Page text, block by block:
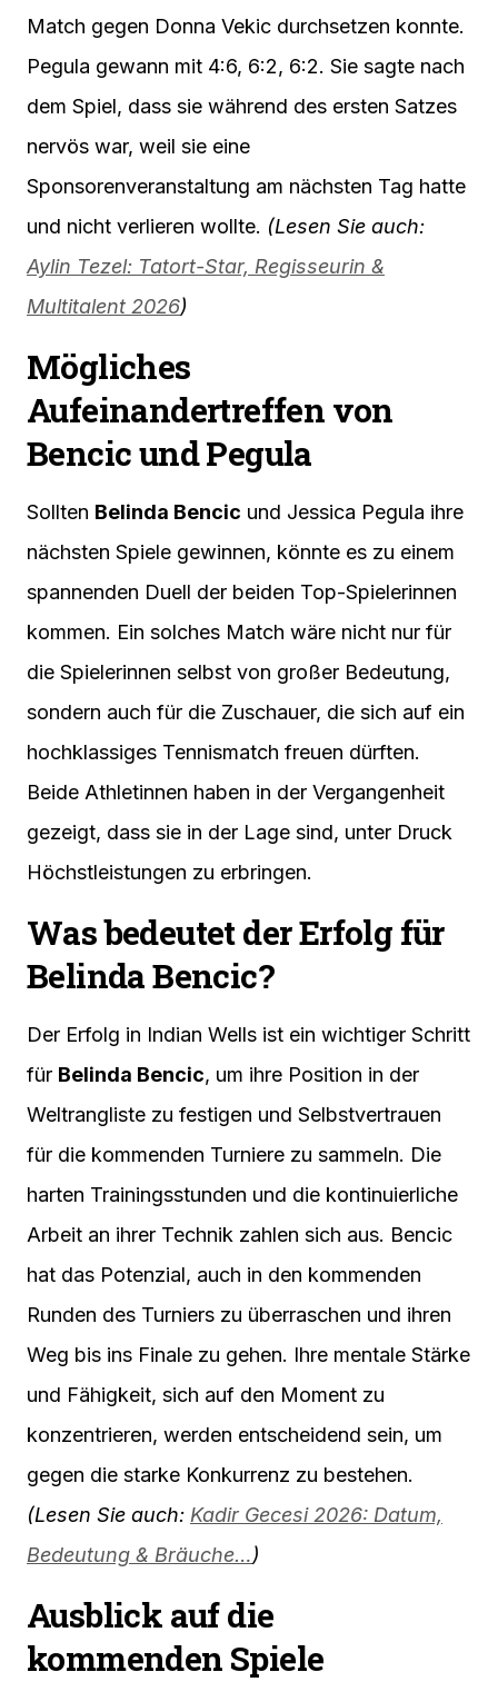
Match gegen Donna Vekic durchsetzen konnte.
Pegula gewann mit 4:6, 6:2, 6:2. Sie sagte nach
dem Spiel, dass sie während des ersten Satzes
nervös war, weil sie eine
Sponsorenveranstaltung am nächsten Tag hatte
und nicht verlieren wollte. (Lesen Sie auch:
Aylin Tezel: Tatort-Star, Regisseurin &
Multitalent 2026)
Mögliches
Aufeinandertreffen von
Bencic und Pegula
Sollten Belinda Bencic und Jessica Pegula ihre
nächsten Spiele gewinnen, könnte es zu einem
spannenden Duell der beiden Top-Spielerinnen
kommen. Ein solches Match wäre nicht nur für
die Spielerinnen selbst von großer Bedeutung,
sondern auch für die Zuschauer, die sich auf ein
hochklassiges Tennismatch freuen dürften.
Beide Athletinnen haben in der Vergangenheit
gezeigt, dass sie in der Lage sind, unter Druck
Höchstleistungen zu erbringen.
Was bedeutet der Erfolg für
Belinda Bencic?
Der Erfolg in Indian Wells ist ein wichtiger Schritt
für Belinda Bencic, um ihre Position in der
Weltrangliste zu festigen und Selbstvertrauen
für die kommenden Turniere zu sammeln. Die
harten Trainingsstunden und die kontinuierliche
Arbeit an ihrer Technik zahlen sich aus. Bencic
hat das Potenzial, auch in den kommenden
Runden des Turniers zu überraschen und ihren
Weg bis ins Finale zu gehen. Ihre mentale Stärke
und Fähigkeit, sich auf den Moment zu
konzentrieren, werden entscheidend sein, um
gegen die starke Konkurrenz zu bestehen.
(Lesen Sie auch: Kadir Gecesi 2026: Datum,
Bedeutung & Bräuche…)
Ausblick auf die
kommenden Spiele